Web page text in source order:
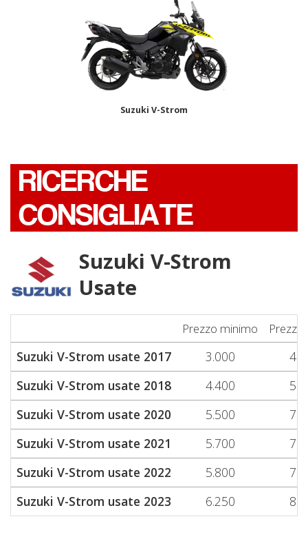
Suzuki V-Strom
RICERCHE
CONSIGLIATE
Suzuki V-Strom
Usate
Prezzo minimo
Suzuki V-Strom usate 2017 3.000
Suzuki V-Strom usate 2018
4.400
Suzuki V-Strom usate 2020
5.500
Suzuki V-Strom usate 2021
5.700
Suzuki V-Strom usate 2022
5.800
Suzuki V-Strom usate 2023
6.250